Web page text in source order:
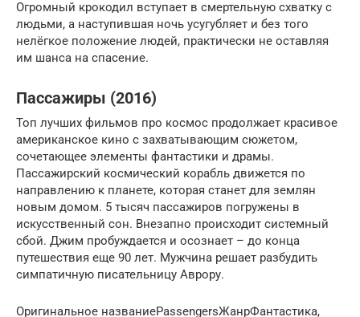
Огромный крокодил вступает в смертельную схватку с
людьми, а наступившая ночь усугубляет и без того
нелёгкое положение людей, практически не оставляя
им шанса на спасение.
Пассажиры (2016)
Топ лучших фильмов про космос продолжает красивое
американское кино с захватывающим сюжетом,
сочетающее элементы фантастики и драмы.
Пассажирский космический корабль движется по
направлению к планете, которая станет для землян
новым домом. 5 тысяч пассажиров погружены в
искусственный сон. Внезапно происходит системный
сбой. Джим пробуждается и осознает – до конца
путешествия еще 90 лет. Мужчина решает разбудить
симпатичную писательницу Аврору.
Оригинальное названиеPassengersЖанрФантастика,